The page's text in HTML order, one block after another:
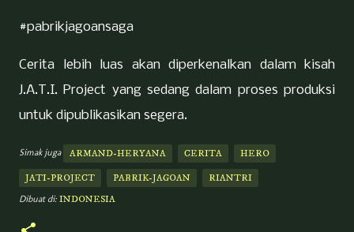
#pabrikjagoansaga
Cerita lebih luas akan diperkenalkan dalam kisah
J.A.T.I. Project yang sedang dalam proses produksi
untuk dipublikasikan segera.
Simak juga ARMAND-HERYANA CERITA HERO
JATI-PROJECT PABRIK-JAGOAN RIANTRI
Dibuat di: INDONESIA